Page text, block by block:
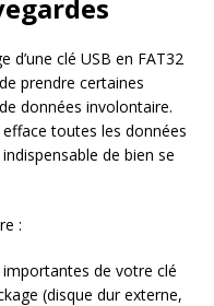
d’une clé USB en FAT32
prendre certaines
données involontaire.
toutes les données
de bien se
:
de votre clé
(disque dur externe,